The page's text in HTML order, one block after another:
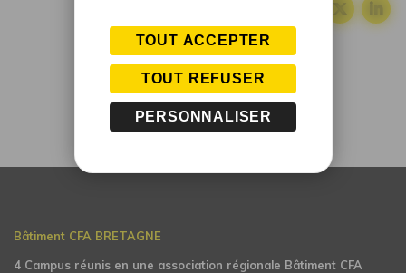
TOUT ACCEPTER
TOUT REFUSER
PERSONNALISER
Bâtiment CFA BRETAGNE
4 Campus réunis en une association régionale Bâtiment CFA